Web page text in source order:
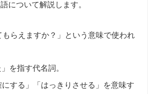
について解説します。
もらえますか？」という意味で使われ
を指す代名詞。
にする」「はっきりさせる」を意味す